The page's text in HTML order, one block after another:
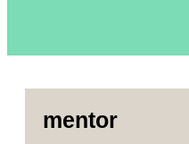
mentor